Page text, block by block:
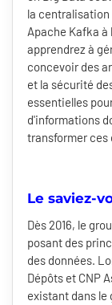
la centralisation
Apache Kafka à
apprendrez à
concevoir des
et la sécurité
essentielles
d'informations
transformer ces
Le saviez-
Dès 2016, le
posant des
des données.
Dépôts et CNP
existant dans le